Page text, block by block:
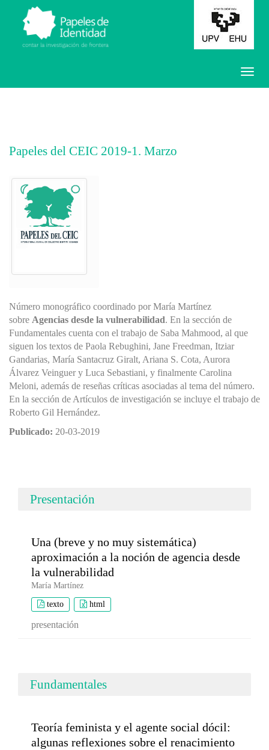
Papeles del CEIC 2019-1. Marzo
Número monográfico coordinado por María Martínez
sobre Agencias desde la vulnerabilidad. En la sección de
Fundamentales cuenta con el trabajo de Saba Mahmood, al que
siguen los textos de Paola Rebughini, Jane Freedman, Itziar
Gandarias, María Santacruz Giralt, Ariana S. Cota, Aurora
Álvarez Veinguer y Luca Sebastiani, y finalmente Carolina
Meloni, además de reseñas críticas asociadas al tema del número.
En la sección de Artículos de investigación se incluye el trabajo de
Roberto Gil Hernández.
Publicado: 20-03-2019
Presentación
Una (breve y no muy sistemática)
aproximación a la noción de agencia desde
la vulnerabilidad
María Martínez
texto html
presentación
Fundamentales
Teoría feminista y el agente social dócil:
algunas reflexiones sobre el renacimiento